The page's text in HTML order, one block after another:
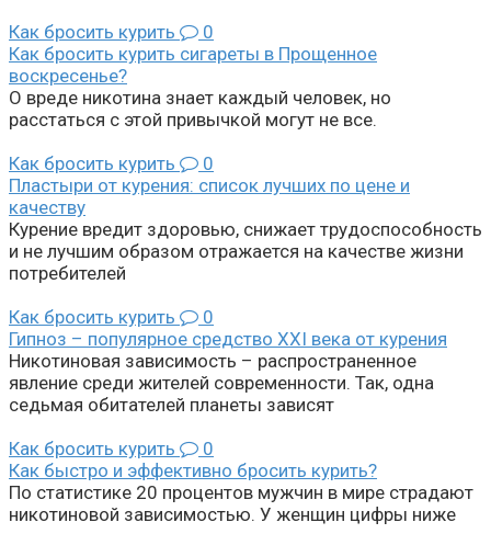
Как бросить курить
0
Как бросить курить сигареты в Прощенное
воскресенье?
О вреде никотина знает каждый человек, но
расстаться с этой привычкой могут не все.
Как бросить курить
0
Пластыри от курения: список лучших по цене и
качеству
Курение вредит здоровью, снижает трудоспособность
и не лучшим образом отражается на качестве жизни
потребителей
Как бросить курить
0
Гипноз – популярное средство XXI века от курения
Никотиновая зависимость – распространенное
явление среди жителей современности. Так, одна
седьмая обитателей планеты зависят
Как бросить курить
0
Как быстро и эффективно бросить курить?
По статистике 20 процентов мужчин в мире страдают
никотиновой зависимостью. У женщин цифры ниже